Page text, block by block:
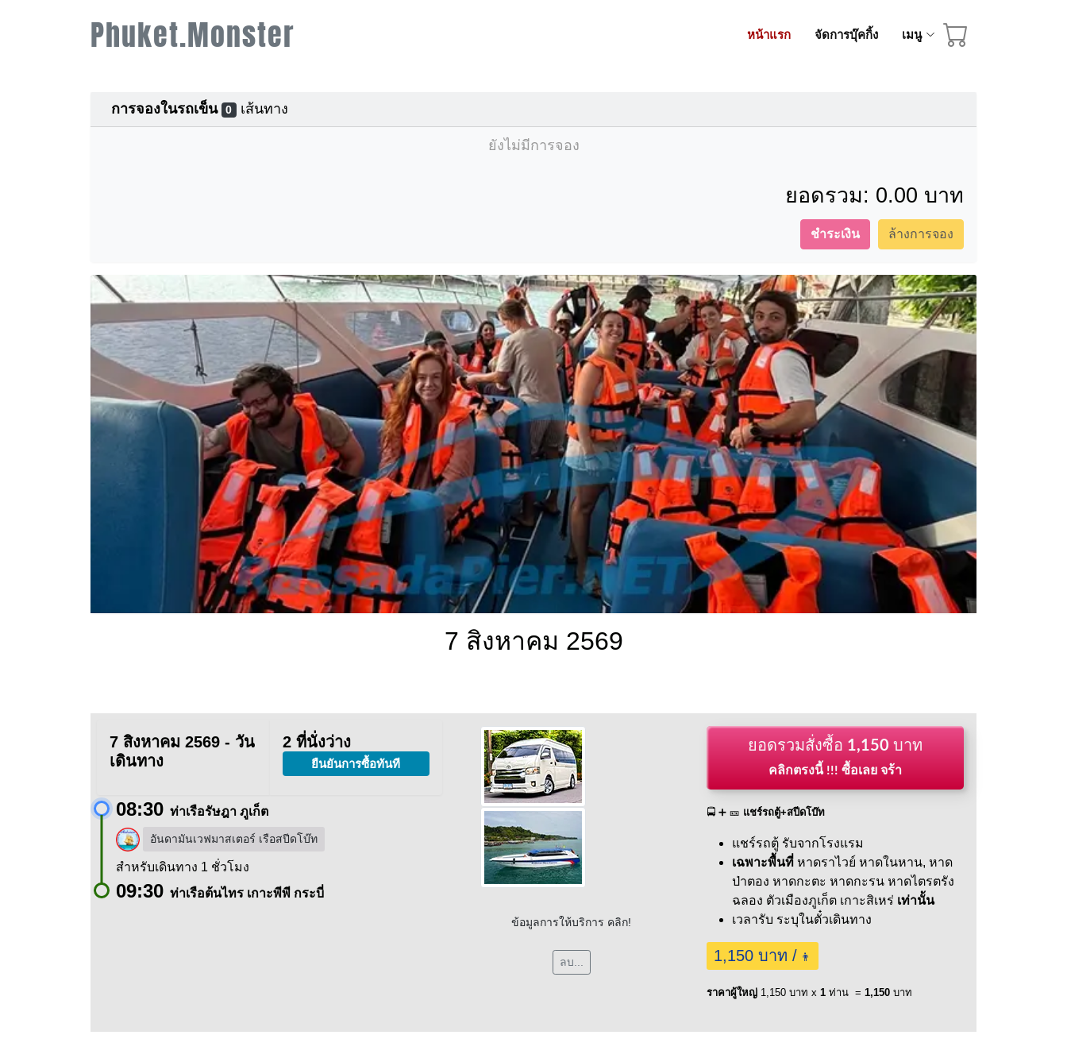
Phuket.Monster หน้าแรก จัดการบุ๊คกิ้ง เมนู
การจองในรถเข็น 0 เส้นทาง
ยังไม่มีการจอง
ยอดรวม: 0.00 บาท
ชำระเงิน ล้างการจอง
7 สิงหาคม 2569
7 สิงหาคม 2569 - วัน
เดินทาง
2 ที่นั่งว่าง
ยืนยันการซื้อทันที
08:30 ท่าเรือรัษฎา ภูเก็ต
อันดามันเวฟมาสเตอร์ เรือสปีดโบ๊ท
สำหรับเดินทาง 1 ชั่วโมง
09:30 ท่าเรือต้นไทร เกาะพีพี กระบี่
ข้อมูลการให้บริการ คลิก!
ลบ...
ยอดรวมสั่งซื้อ 1,150 บาท
คลิกตรงนี้ !!! ซื้อเลย จร้า
🚍 ➕ 🎫 แชร์รถตู้+สปีดโบ๊ท
แชร์รถตู้ รับจากโรงแรม
เฉพาะพื้นที่ หาดราไวย์ หาดในหาน, หาด
ป่าตอง หาดกะตะ หาดกะรน หาดไตรตรัง
ฉลอง ตัวเมืองภูเก็ต เกาะสิเหร่ เท่านั้น
เวลารับ ระบุในตั๋วเดินทาง
1,150 บาท / 👨
ราคาผู้ใหญ่ 1,150 บาท x 1 ท่าน = 1,150 บาท